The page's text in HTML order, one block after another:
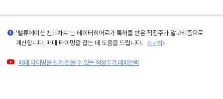
'밸류에이션 밴드차트'는 데이터히어로가 특허를 받은 적정주가 알고리즘으로
계산합니다. 매매 타이밍을 잡는 데 도움을 드립니다.
자세히
매매 타이밍을 쉽게 잡을 수 있는 적정주가 매매전략